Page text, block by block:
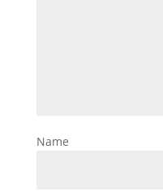
Name